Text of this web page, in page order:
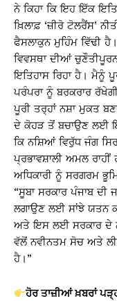
ਨੇ ਕਿਹਾ ਕਿ ਇਹ ਇੱਕ
ਖ਼ਿਲਾਫ਼ ‘ਜ਼ੀਰੋ ਟੋਲਰੈਂਸ’
ਫੈਸਲਾਕੁਨ ਮੁਹਿੰਮ ਵਿੱਢੀ
ਵਿਵਸਥਾ ਦੀਆਂ
ਇਤਿਹਾਸ ਰਿਹਾ ਹੈ। ਮੈਨੂੰ
ਪਰੰਪਰਾ ਨੂੰ ਬਰਕਰਾਰ
ਪੂਰੀ ਤਰ੍ਹਾਂ ਨਸ਼ਾ ਮੁਕਤ
ਦੇ ਕੋਹੜ ਤੋਂ ਬਚਾਉਣ ਲਈ
ਕਿ ਨਸ਼ਿਆਂ ਵਿਰੁੱਧ ਜੰਗ
ਪ੍ਰਭਾਵਸ਼ਾਲੀ ਅਮਲ
ਅਧਿਕਾਰੀ ਨੂੰ ਸਰਗਰਮ
“ਸੂਬਾ ਸਰਕਾਰ ਪੰਜਾਬ ਦੀ
ਲਗਾਉਣ ਲਈ ਸਾਂਝੇ ਯਤਨ
ਅਤੇ ਇਸ ਲਈ ਸਰਕਾਰ ਦੇ
ਵੱਲੋਂ ਨਵੀਨਤਮ ਸੋਚ ਅਤੇ
ਹੈ।”
ਹੋਰ ਤਾਜ਼ੀਆਂ ਖ਼ਬਰਾਂ